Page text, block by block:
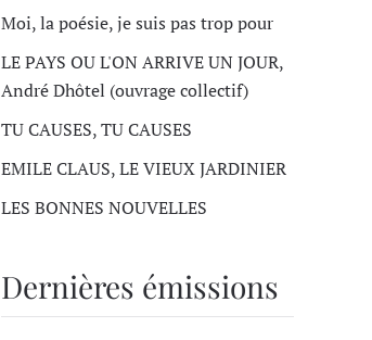
Moi, la poésie, je suis pas trop pour
LE PAYS OU L'ON ARRIVE UN JOUR,
André Dhôtel (ouvrage collectif)
TU CAUSES, TU CAUSES
EMILE CLAUS, LE VIEUX JARDINIER
LES BONNES NOUVELLES
Dernières émissions